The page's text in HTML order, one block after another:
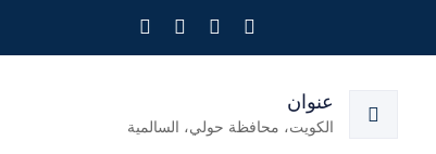
عنوان
الكويت، محافظة حولي، السالمية